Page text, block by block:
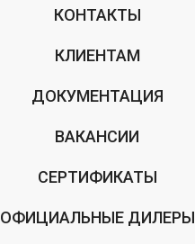
КОНТАКТЫ
КЛИЕНТАМ
ДОКУМЕНТАЦИЯ
ВАКАНСИИ
СЕРТИФИКАТЫ
ОФИЦИАЛЬНЫЕ ДИЛЕРЫ